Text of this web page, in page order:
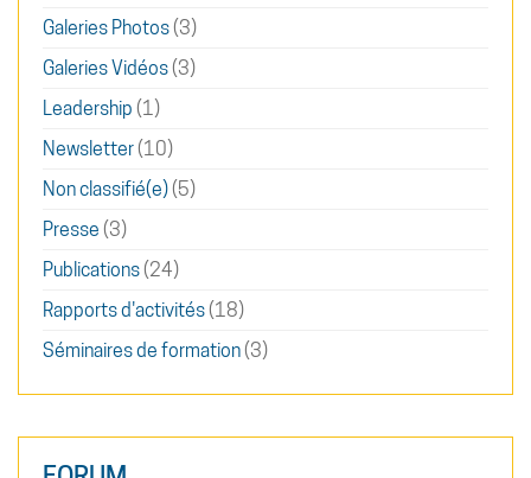
Galeries Photos(3)
Galeries Vidéos(3)
Leadership (1)
Newsletter(10)
Non classifié(e)(5)
Presse (3)
Publications(24)
Rapports d'activités(18)
Séminaires de formation(3)